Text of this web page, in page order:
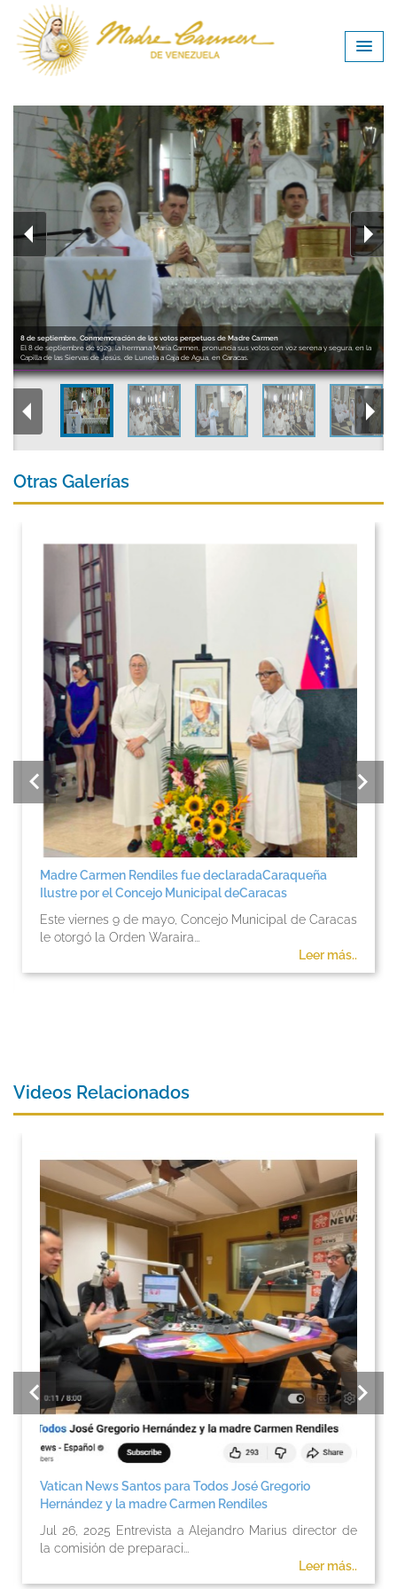
8 de septiembre, Conmemoración de los votos perpetuos de Madre Carmen
El 8 de septiembre de 1929, la hermana María Carmen, pronuncia sus votos con voz serena y segura, en la
Capilla de las Siervas de Jesús, de Luneta a Caja de Agua, en Caracas.
Otras Galerías
Madre Carmen Rendiles fue declaradaCaraqueña
Ilustre por el Concejo Municipal deCaracas
Este viernes 9 de mayo, Concejo Municipal de Caracas
le otorgó la Orden Waraira...
Leer más..
Videos Relacionados
Vatican News Santos para Todos José Gregorio
Hernández y la madre Carmen Rendiles
Jul 26, 2025 Entrevista a Alejandro Marius director de
la comisión de preparaci...
Leer más..